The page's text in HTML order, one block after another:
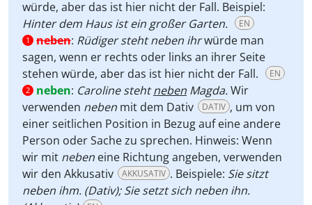
würde, aber das ist hier nicht der Fall. Beispiel:
Hinter dem Haus ist ein großer Garten.
EN
1 neben: Rüdiger steht neben ihrwürde man
sagen, wenn er rechts oder links an ihrer Seite
stehen würde, aber das ist hier nicht der Fall.
EN
2 neben: Caroline stehtneben Magda.Wir
verwenden neben mit dem Dativ DATIV , um von
einer seitlichen Position in Bezug auf eine andere
Person oder Sache zu sprechen. Hinweis: Wenn
wir mit neben eine Richtung angeben, verwenden
wir den Akkusativ
AKKUSATIV . Beispiele: Sie sitzt
neben ihm. (Dativ); Sie setzt sich neben ihn.